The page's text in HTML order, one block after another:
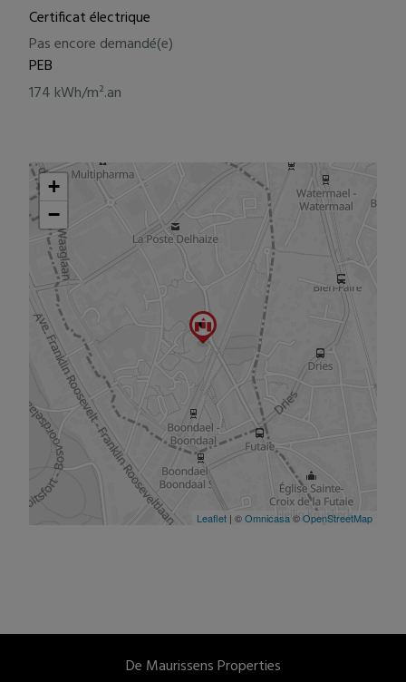
Certificat électrique
Pas encore demandé(e)
PEB
174 kWh/m².an
De Maurissens Properties